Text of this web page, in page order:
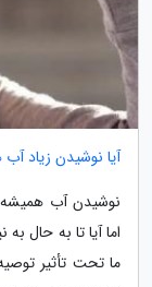
آیا نوشیدن زیاد
نوشیدن آب
اما آیا تا به حال
ما تحت تأثیر